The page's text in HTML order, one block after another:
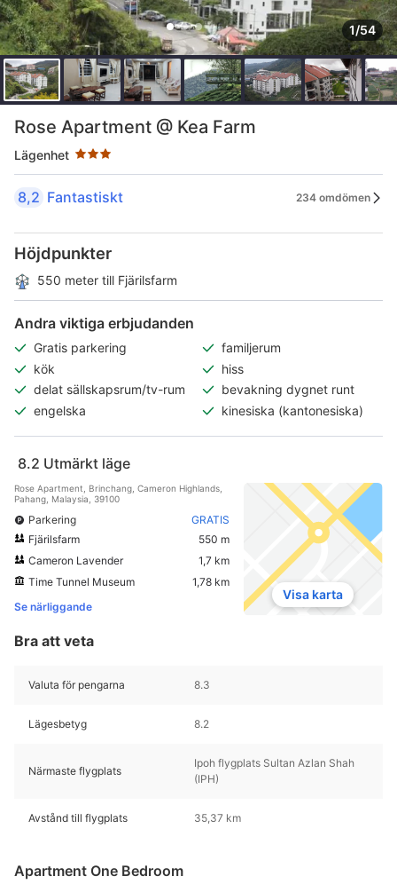
1/54
Rose Apartment @ Kea Farm
Lägenhet
Stjärnklassificering: 3 stjärnor
8,2 Fantastiskt 234 omdömen
Höjdpunkter
550 meter till Fjärilsfarm
Andra viktiga erbjudanden
Gratis parkering
familjerum
kök
hiss
delat sällskapsrum/tv-rum
bevakning dygnet runt
engelska
kinesiska (kantonesiska)
8.2 Utmärkt läge
Rose Apartment, Brinchang, Cameron Highlands,
Pahang, Malaysia, 39100
Parkering
GRATIS
Fjärilsfarm
550 m
Cameron Lavender
1,7 km
Time Tunnel Museum
1,78 km
Se närliggande
Visa karta
Bra att veta
Valuta för pengarna 8.3
Lägesbetyg 8.2
Närmaste flygplats
Ipoh flygplats Sultan Azlan Shah
(IPH)
Avstånd till flygplats 35,37 km
Apartment One Bedroom